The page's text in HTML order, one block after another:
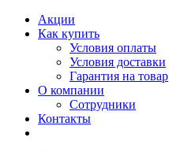
Акции
Как купить
Условия оплаты
Условия доставки
Гарантия на товар
О компании
Сотрудники
Контакты